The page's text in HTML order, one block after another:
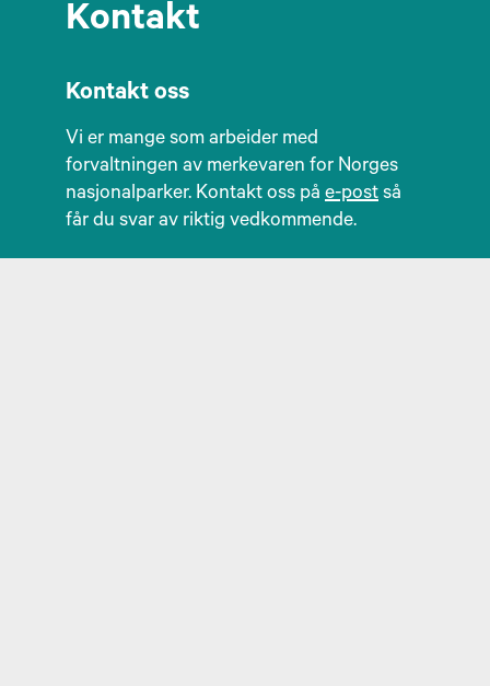
Kontakt
Kontakt oss
Vi er mange som arbeider med
forvaltningen av merkevaren for Norges
nasjonalparker. Kontakt oss på e-post så
får du svar av riktig vedkommende.